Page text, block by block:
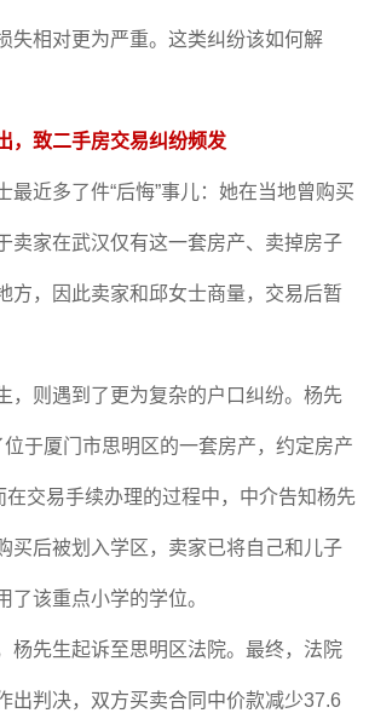
失相对更为严重。这类纠纷该如何解
，致二手房交易纠纷频发
近多了件“后悔”事儿：她在当地曾购买
卖家在武汉仅有这一套房产、卖掉房子
方，因此卖家和邱女士商量，交易后暂
，则遇到了更为复杂的户口纠纷。杨先
于厦门市思明区的一套房产，约定房产
在交易手续办理的过程中，中介告知杨先
买后被划入学区，卖家已将自己和儿子
了该重点小学的学位。
杨先生起诉至思明区法院。最终，法院
出判决，双方买卖合同中价款减少37.6